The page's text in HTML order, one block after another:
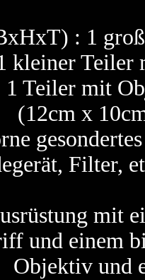
: 1
kleiner Teiler
1 Teiler mit
(12cm x
Filter,
mit
und einem
Objektiv und